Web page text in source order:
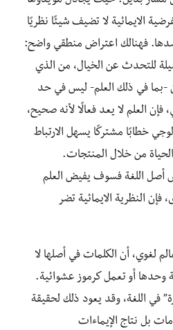
الايمائية لا تضيف شيئًا نظريًا
فهنالك اعتراض منطقي واضح:
للتحدث عن الخيال، من الذي
-بما في ذلك العلم- ليس في حد
فإن العلم لا يعد فعالًا لأنه صحيح،
خطابًا مشتركًا يسهل الارتباط
من خلال المنتجات.
أصل اللغة فسوف يفيض العلم
فإن النظرية الايمائية تضر
لغوي، أن الكلمات في أصلها لا
وحدها أو تعمل كرموز عشوائية.
في اللغة، وقد يعود ذلك لحقيقة
بل نتاج الإيماءات